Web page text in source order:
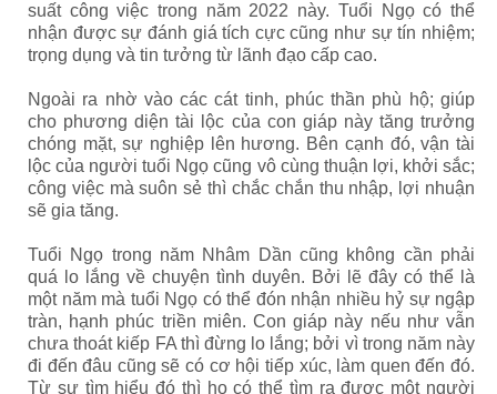
suất công việc trong năm 2022 này. Tuổi Ngọ có thể
nhận được sự đánh giá tích cực cũng như sự tín nhiệm;
trọng dụng và tin tưởng từ lãnh đạo cấp cao.
Ngoài ra nhờ vào các cát tinh, phúc thần phù hộ; giúp
cho phương diện tài lộc của con giáp này tăng trưởng
chóng mặt, sự nghiệp lên hương. Bên cạnh đó, vận tài
lộc của người tuổi Ngọ cũng vô cùng thuận lợi, khởi sắc;
công việc mà suôn sẻ thì chắc chắn thu nhập, lợi nhuận
sẽ gia tăng.
Tuổi Ngọ trong năm Nhâm Dần cũng không cần phải
quá lo lắng về chuyện tình duyên. Bởi lẽ đây có thể là
một năm mà tuổi Ngọ có thể đón nhận nhiều hỷ sự ngập
tràn, hạnh phúc triền miên. Con giáp này nếu như vẫn
chưa thoát kiếp FA thì đừng lo lắng; bởi vì trong năm này
đi đến đâu cũng sẽ có cơ hội tiếp xúc, làm quen đến đó.
Từ sự tìm hiểu đó thì họ có thể tìm ra được một người